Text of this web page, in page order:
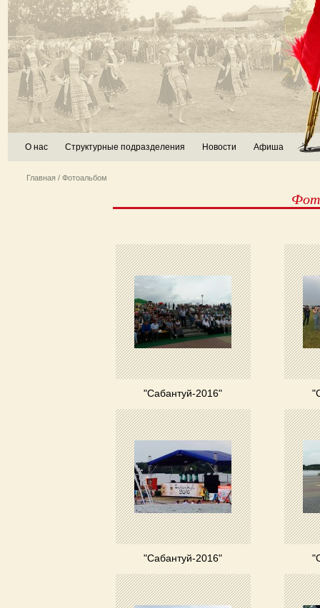
О нас Структурные подразделения Новости Афиша
Главная / Фотоальбом
"Сабантуй-2016"
"Сабантуй-2016"